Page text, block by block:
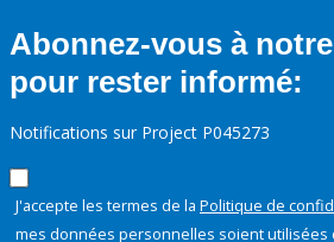
Abonnez-vous à
pour rester informé:
Notifications sur Project P045273
J'accepte les termes de la Politique de
mes données personnelles soient utilisées